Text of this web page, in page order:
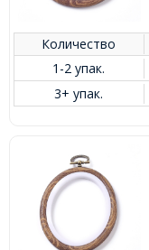
Количество
1-2 упак.
3+ упак.